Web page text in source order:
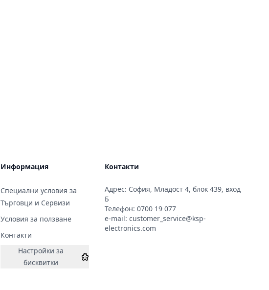
Информация
Специални условия за
Търговци и Сервизи
Условия за ползване
Контакти
Настройки за
бисквитки
Контакти
Адрес: София, Младост 4, блок 439, вход
Б
Телефон: 0700 19 077
e-mail: customer_service@ksp-
electronics.com